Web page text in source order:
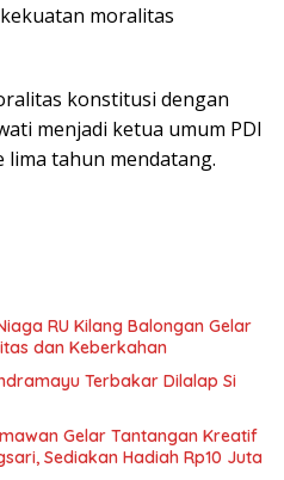
moralitas
konstitusi dengan
menjadi ketua umum PDI
tahun mendatang.
RU Kilang Balongan Gelar
dan Keberkahan
Terbakar Dilalap Si
Gelar Tantangan Kreatif
Sediakan Hadiah Rp10 Juta